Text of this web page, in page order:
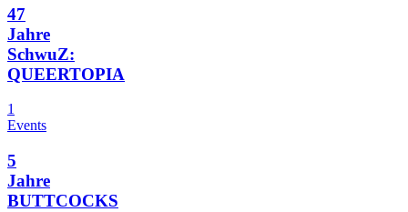
47
Jahre
SchwuZ:
QUEERTOPIA
1
Events
5
Jahre
BUTTCOCKS